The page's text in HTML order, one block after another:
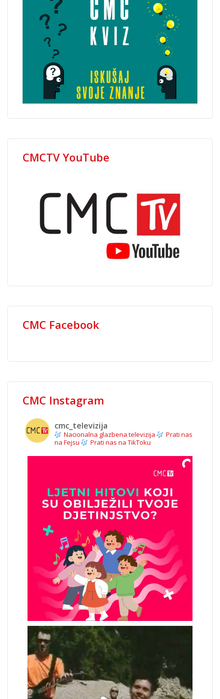
CMCTV YouTube
CMC Facebook
CMC Instagram
cmc_televizija
Nacionalna glazbena televizija
Prati nas
na Fejsu
Prati nas na TikToku